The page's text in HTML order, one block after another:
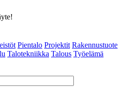
Pientalo Projektit Rakennustuote
Talotekniikka Talous Työelämä